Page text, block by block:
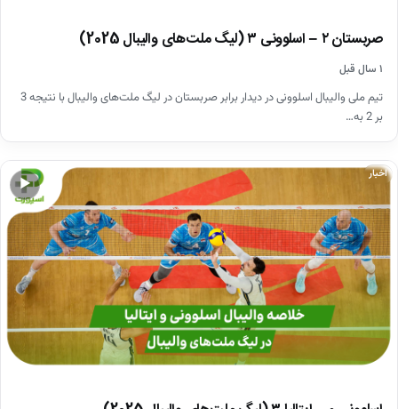
صربستان ۲ – اسلوونی ۳ (لیگ ملت‌های والیبال 2025)
۱ سال قبل
تیم ملی والیبال اسلوونی در دیدار برابر صربستان در لیگ ‌ملت‌های والیبال با نتیجه 3
بر 2 به…
▶
اخبار